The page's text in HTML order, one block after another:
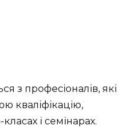
з професіоналів, які
кваліфікацію,
і семінарах.